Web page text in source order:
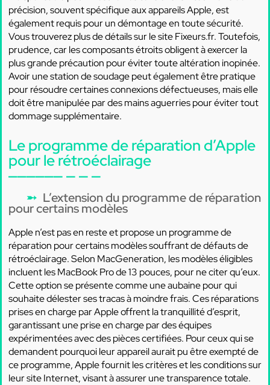
précision, souvent spécifique aux appareils Apple, est
également requis pour un démontage en toute sécurité.
Vous trouverez plus de détails sur le site Fixeurs.fr. Toutefois,
prudence, car les composants étroits obligent à exercer la
plus grande précaution pour éviter toute altération inopinée.
Avoir une station de soudage peut également être pratique
pour résoudre certaines connexions défectueuses, mais elle
doit être manipulée par des mains aguerries pour éviter tout
dommage supplémentaire.
Le programme de réparation d’Apple
pour le rétroéclairage
L’extension du programme de réparation
pour certains modèles
Apple n’est pas en reste et propose un programme de
réparation pour certains modèles souffrant de défauts de
rétroéclairage. Selon MacGeneration, les modèles éligibles
incluent les MacBook Pro de 13 pouces, pour ne citer qu’eux.
Cette option se présente comme une aubaine pour qui
souhaite délester ses tracas à moindre frais. Ces réparations
prises en charge par Apple offrent la tranquillité d’esprit,
garantissant une prise en charge par des équipes
expérimentées avec des pièces certifiées. Pour ceux qui se
demandent pourquoi leur appareil aurait pu être exempté de
ce programme, Apple fournit les critères et les conditions sur
leur site Internet, visant à assurer une transparence totale.